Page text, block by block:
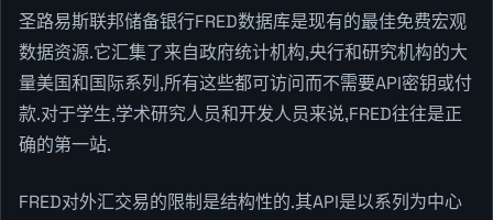
圣路易斯联邦储备银行FRED数据库是现有的最佳免费宏观
数据资源.它汇集了来自政府统计机构,央行和研究机构的大
量美国和国际系列,所有这些都可访问而不需要API密钥或付
款.对于学生,学术研究人员和开发人员来说,FRED往往是正
确的第一站.
FRED对外汇交易的限制是结构性的.其API是以系列为中心